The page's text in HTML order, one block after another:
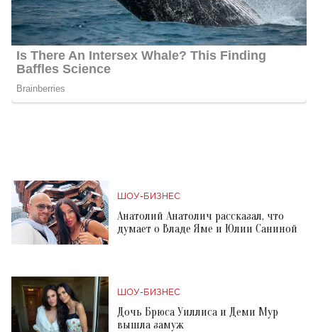
ШОУ-БИЗНЕС
Анатолий Анатолич рассказал, что
думает о Владе Яме и Юлии Саниной
ШОУ-БИЗНЕС
Дочь Брюса Уиллиса и Деми Мур
вышла замуж